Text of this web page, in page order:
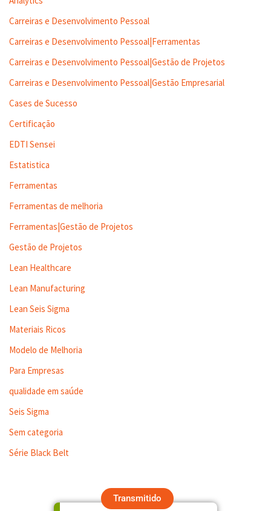
Carreiras e Desenvolvimento Pessoal
Carreiras e Desenvolvimento Pessoal|Ferramentas
Carreiras e Desenvolvimento Pessoal|Gestão de Projetos
Carreiras e Desenvolvimento Pessoal|Gestão Empresarial
Cases de Sucesso
Certificação
EDTI Sensei
Estatistica
Ferramentas
Ferramentas de melhoria
Ferramentas|Gestão de Projetos
Gestão de Projetos
Lean Healthcare
Lean Manufacturing
Lean Seis Sigma
Materiais Ricos
Modelo de Melhoria
Para Empresas
qualidade em saúde
Seis Sigma
Sem categoria
Série Black Belt
Transmitido